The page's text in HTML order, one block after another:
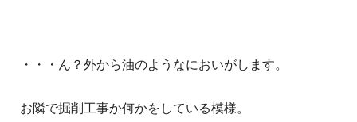
・・・ん？外から油のようなにおいがします。
お隣で掘削工事か何かをしている模様。